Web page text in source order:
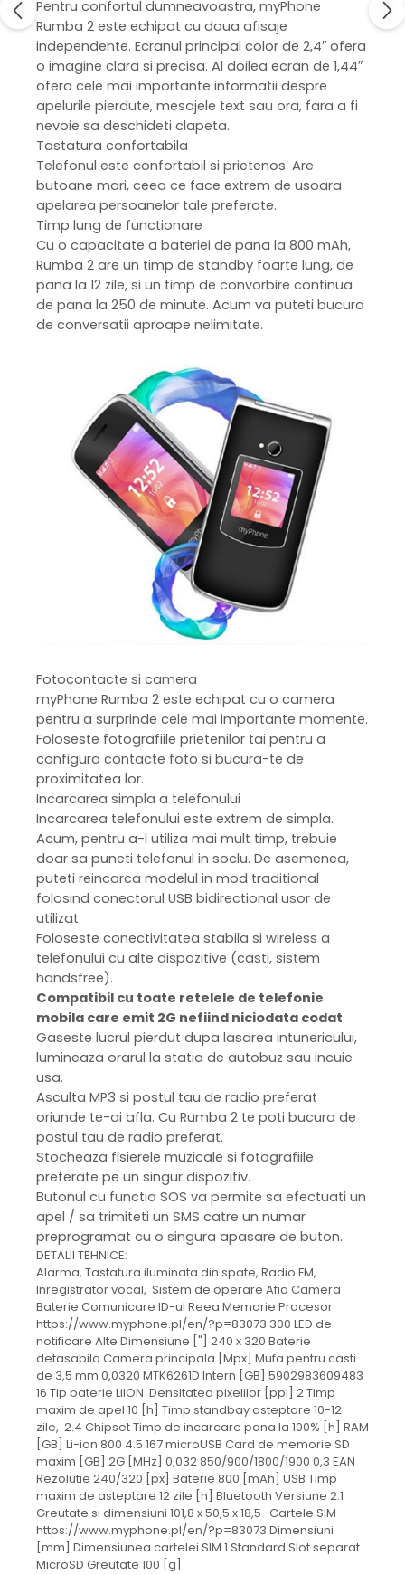
Pentru confortul dumneavoastra, myPhone
Rumba 2 este echipat cu doua afisaje
independente. Ecranul principal color de 2,4″ ofera
o imagine clara si precisa. Al doilea ecran de 1,44″
ofera cele mai importante informatii despre
apelurile pierdute, mesajele text sau ora, fara a fi
nevoie sa deschideti clapeta.
Tastatura confortabila
Telefonul este confortabil si prietenos. Are
butoane mari, ceea ce face extrem de usoara
apelarea persoanelor tale preferate.
Timp lung de functionare
Cu o capacitate a bateriei de pana la 800 mAh,
Rumba 2 are un timp de standby foarte lung, de
pana la 12 zile, si un timp de convorbire continua
de pana la 250 de minute. Acum va puteti bucura
de conversatii aproape nelimitate.
Fotocontacte si camera
myPhone Rumba 2 este echipat cu o camera
pentru a surprinde cele mai importante momente.
Foloseste fotografiile prietenilor tai pentru a
configura contacte foto si bucura-te de
proximitatea lor.
Incarcarea simpla a telefonului
Incarcarea telefonului este extrem de simpla.
Acum, pentru a-l utiliza mai mult timp, trebuie
doar sa puneti telefonul in soclu. De asemenea,
puteti reincarca modelul in mod traditional
folosind conectorul USB bidirectional usor de
utilizat.
Foloseste conectivitatea stabila si wireless a
telefonului cu alte dispozitive (casti, sistem
handsfree).
Compatibil cu toate retelele de telefonie
mobila care emit 2G nefiind niciodata codat
Gaseste lucrul pierdut dupa lasarea intunericului,
lumineaza orarul la statia de autobuz sau incuie
usa.
Asculta MP3 si postul tau de radio preferat
oriunde te-ai afla. Cu Rumba 2 te poti bucura de
postul tau de radio preferat.
Stocheaza fisierele muzicale si fotografiile
preferate pe un singur dispozitiv.
Butonul cu functia SOS va permite sa efectuati un
apel / sa trimiteti un SMS catre un numar
preprogramat cu o singura apasare de buton.
DETALII TEHNICE:
Alarma, Tastatura iluminata din spate, Radio FM,
Inregistrator vocal, Sistem de operare Afia Camera
Baterie Comunicare ID-ul Reea Memorie Procesor
https://www.myphone.pl/en/?p=83073 300 LED de
notificare Alte Dimensiune ["] 240 x 320 Baterie
detasabila Camera principala [Mpx] Mufa pentru casti
de 3,5 mm 0,0320 MTK6261D Intern [GB] 5902983609483
16 Tip baterie LiION Densitatea pixelilor [ppi] 2 Timp
maxim de apel 10 [h] Timp standbay asteptare 10-12
zile, 2.4 Chipset Timp de incarcare pana la 100% [h] RAM
[GB] Li-ion 800 4.5 167 microUSB Card de memorie SD
maxim [GB] 2G [MHz] 0,032 850/900/1800/1900 0,3 EAN
Rezolutie 240/320 [px] Baterie 800 [mAh] USB Timp
maxim de asteptare 12 zile [h] Bluetooth Versiune 2.1
Greutate si dimensiuni 101,8 x 50,5 x 18,5 Cartele SIM
https://www.myphone.pl/en/?p=83073 Dimensiuni
[mm] Dimensiunea cartelei SIM 1 Standard Slot separat
MicroSD Greutate 100 [g]